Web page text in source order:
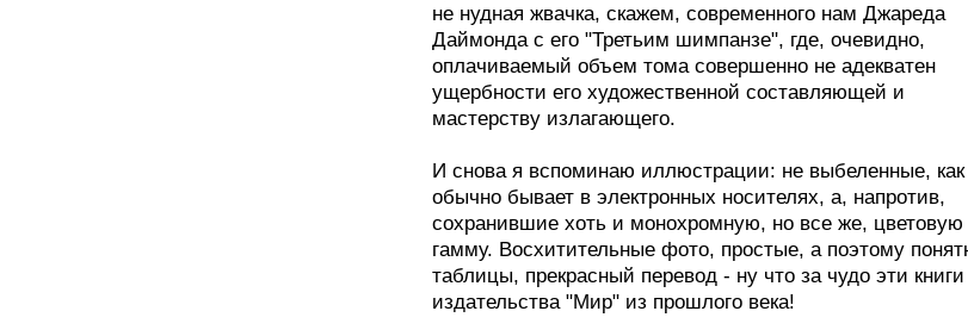
не нудная жвачка, скажем, современного нам Джареда
Даймонда с его "Третьим шимпанзе", где, очевидно,
оплачиваемый объем тома совершенно не адекватен
ущербности его художественной составляющей и
мастерству излагающего.
И снова я вспоминаю иллюстрации: не выбеленные, как
обычно бывает в электронных носителях, а, напротив,
сохранившие хоть и монохромную, но все же, цветовую
гамму. Восхитительные фото, простые, а поэтому
таблицы, прекрасный перевод - ну что за чудо эти книги
издательства "Мир" из прошлого века!